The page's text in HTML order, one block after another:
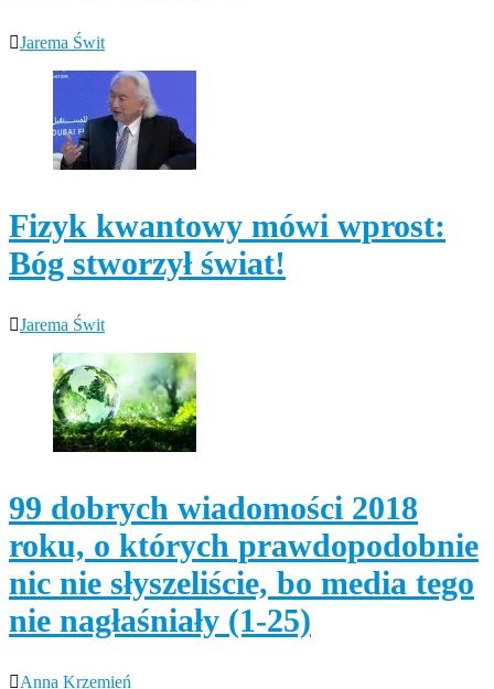
Jarema Świt
Fizyk kwantowy mówi wprost:
Bóg stworzył świat!
Jarema Świt
99 dobrych wiadomości 2018
roku, o których prawdopodobnie
nic nie słyszeliście, bo media tego
nie nagłaśniały (1-25)
Anna Krzemień